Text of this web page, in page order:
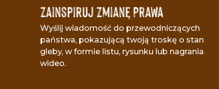
Zainspiruj Zmianę Prawa
Wyślij wiadomość do przewodniczących
państwa, pokazującą twoją troskę o stan
gleby, w formie listu, rysunku lub nagrania
wideo.